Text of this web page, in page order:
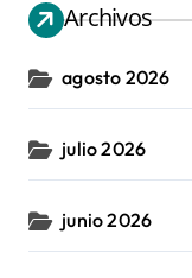
Archivos
agosto 2026
julio 2026
junio 2026